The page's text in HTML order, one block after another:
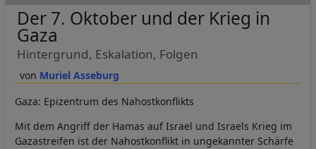
Muriel Asseburg
Der 7. Oktober und der Krieg in
Gaza
Hintergrund, Eskalation, Folgen
Gaza: Epizentrum des Nahostkonflikts
Mit dem Angriff der Hamas auf Israel und Israels Krieg im
Gazastreifen ist der Nahostkonflikt in ungekannter Schärfe